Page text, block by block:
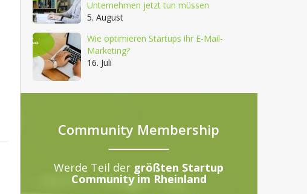
Unternehmen jetzt tun müssen
5. August
Wie optimieren Startups ihr E-Mail-
Marketing?
16. Juli
Community Membership
Werde Teil der größten Startup
Community im Rheinland